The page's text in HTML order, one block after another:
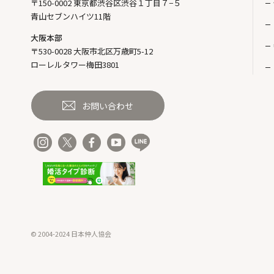
〒150-0002 東京都渋谷区渋谷１丁目７−５
青山セブンハイツ11階
大阪本部
〒530-0028 大阪市北区万歳町5-12
ローレルタワー梅田3801
お問い合わせ
© 2004-2024 日本仲人協会